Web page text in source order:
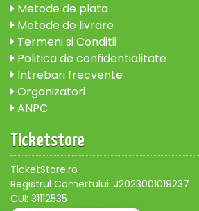
Metode de plata
Metode de livrare
Termeni si Conditii
Politica de confidentialitate
Intrebari frecvente
Organizatori
ANPC
Ticketstore
TicketStore.ro
Registrul Comertului: J2023001019237
CUI: 31112535